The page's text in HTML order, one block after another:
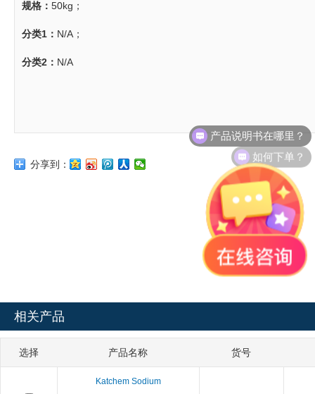
规格： 50kg；
分类1： N/A；
分类2： N/A
分享到：
相关产品
选择 产品名称 货号
Katchem Sodium
产品说明书在哪里？
如何下单？